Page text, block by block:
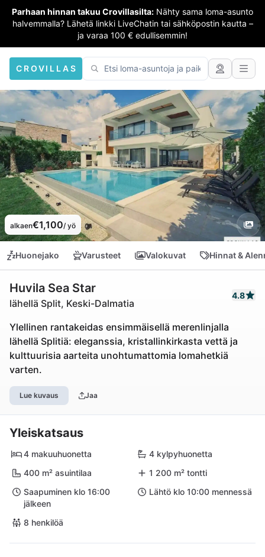
Parhaan hinnan takuu Crovillasilta: Nähty sama loma-asunto
halvemmalla? Lähetä linkki LiveChatin tai sähköpostin kautta –
ja varaa 100 € edullisemmin!
CROVILLAS
alkaen€1,100/ yö
Huonejako Varusteet Valokuvat Hinnat &
Huvila Sea Star
lähellä Split, Keski-Dalmatia
4.8
Ylellinen rantakeidas ensimmäisellä merenlinjalla
lähellä Splitiä: eleganssia, kristallinkirkasta vettä ja
kulttuurisia aarteita unohtumattomia lomahetkiä
varten.
Lue kuvaus Jaa
Yleiskatsaus
4 makuuhuonetta
4 kylpyhuonetta
400 m² asuintilaa
1 200 m² tontti
Saapuminen klo 16:00
jälkeen
Lähtö klo 10:00 mennessä
8 henkilöä